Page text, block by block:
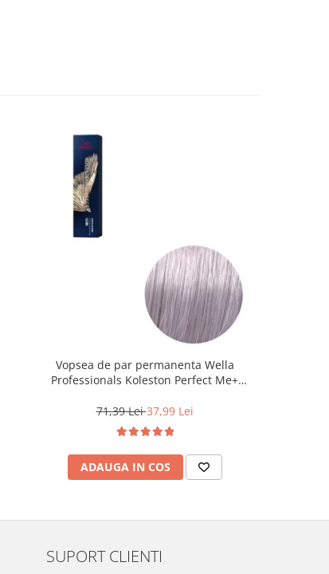
Vopsea de par permanenta Wella
Professionals Koleston Perfect Me+
60 ml
71,39 Lei37,99 Lei
ADAUGA IN COS
SUPORT CLIENTI